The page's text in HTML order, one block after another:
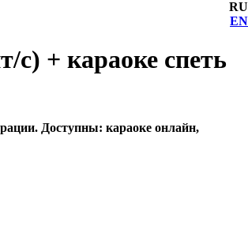
RU
EN
+ караоке спеть
Доступны: караоке онлайн,